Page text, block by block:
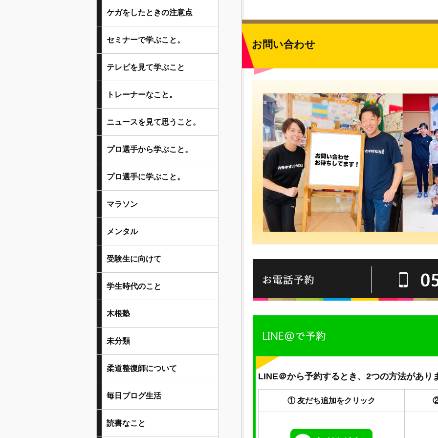
お問い合わせ
LINE＠から予約するとき、2つの方法があり
① 友だち追加をクリック
ケガをしたときの注意点
セミナーで学ぶこと。
テレビを見て学ぶこと
トレーナーなこと。
ニュースを見て思うこと。
プロ選手から学ぶこと。
プロ選手に学ぶこと。
マラソン
メンタル
受験生に向けて
学生時代のこと
木根塾
未分類
柔道整復師について
毎日ブログ生活
読書なこと